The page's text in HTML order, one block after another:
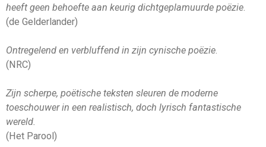
heeft geen behoefte aan keurig dichtgeplamuurde poëzie.
(de Gelderlander)
Ontregelend en verbluffend in zijn cynische poëzie.
(NRC)
Zijn scherpe, poëtische teksten sleuren de moderne
toeschouwer in een realistisch, doch lyrisch fantastische
wereld.
(Het Parool)